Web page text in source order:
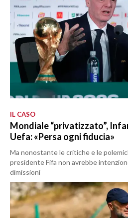
IL CASO
Mondiale “privatizzato”,
Uefa: «Persa ogni fiducia»
Ma nonostante le critiche e le
presidente Fifa non avrebbe
dimissioni